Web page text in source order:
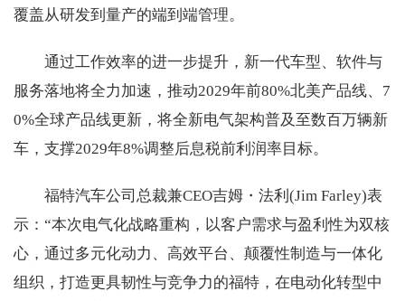
覆盖从研发到量产的端到端管理。
通过工作效率的进一步提升，新一代车型、软件与
服务落地将全力加速，推动2029年前80%北美产品线、7
0%全球产品线更新，将全新电气架构普及至数百万辆新
车，支撑2029年8%调整后息税前利润率目标。
福特汽车公司总裁兼CEO吉姆・法利(Jim Farley)表
示：“本次电气化战略重构，以客户需求与盈利性为双核
心，通过多元化动力、高效平台、颠覆性制造与一体化
组织，打造更具韧性与竞争力的福特，在电动化转型中